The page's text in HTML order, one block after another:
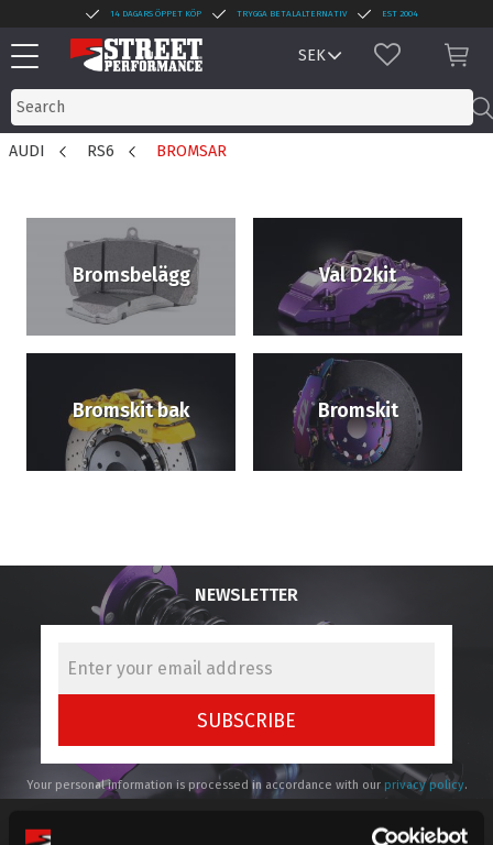
Menu
14 DAGARS ÖPPET KÖP TRYGGA BETALALTERNATIV EST 2004
FAVORITES
AUDI RS6 BROMSAR
Bromsbelägg Val D2kit
Bromskit bak Bromskit
NEWSLETTER
SUBSCRIBE
Your personal information is processed in accordance with our privacy policy.